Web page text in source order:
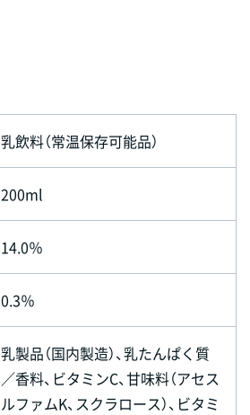
乳飲料（常温保存可能品）
200ml
14.0％
0.3％
乳製品（国内製造）、乳たんぱく質
／香料、ビタミンC、甘味料（アセス
ルファムK、スクラロース）、ビタミ